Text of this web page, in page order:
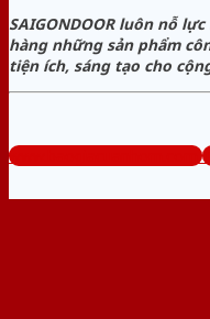
SAIGONDOOR luôn nỗ
hàng những sản phẩm
tiện ích, sáng tạo cho
www.baogiacuanhom.com